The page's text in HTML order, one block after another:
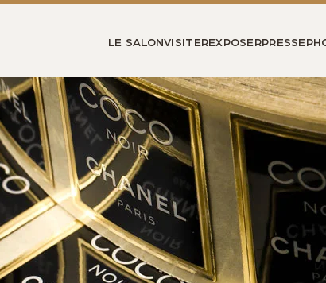
LE SALONVISITEREXPOSERPRESSE